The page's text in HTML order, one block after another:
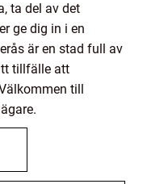
ta del av det
ge dig in i en
är en stad full av
tillfälle att
till